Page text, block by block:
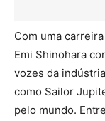
Com uma
Emi Shinohara
vozes da
como Sailor
pelo mundo.